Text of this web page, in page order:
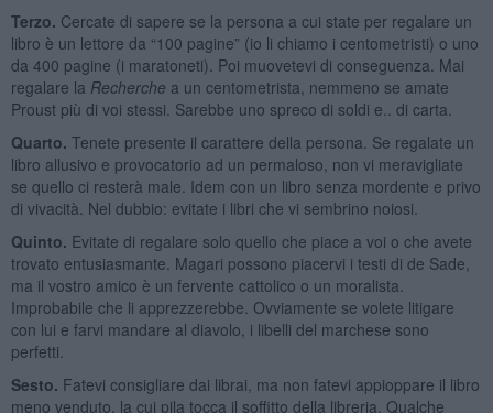
Terzo. Cercate di sapere se la persona a cui state per regalare un
libro è un lettore da “100 pagine” (io li chiamo i centometristi) o uno
da 400 pagine (i maratoneti). Poi muovetevi di conseguenza. Mai
regalare la Recherche a un centometrista, nemmeno se amate
Proust più di voi stessi. Sarebbe uno spreco di soldi e.. di carta.
Quarto. Tenete presente il carattere della persona. Se regalate un
libro allusivo e provocatorio ad un permaloso, non vi meravigliate
se quello ci resterà male. Idem con un libro senza mordente e privo
di vivacità. Nel dubbio: evitate i libri che vi sembrino noiosi.
Quinto. Evitate di regalare solo quello che piace a voi o che avete
trovato entusiasmante. Magari possono piacervi i testi di de Sade,
ma il vostro amico è un fervente cattolico o un moralista.
Improbabile che li apprezzerebbe. Ovviamente se volete litigare
con lui e farvi mandare al diavolo, i libelli del marchese sono
perfetti.
Sesto. Fatevi consigliare dai librai, ma non fatevi appioppare il libro
meno venduto, la cui pila tocca il soffitto della libreria. Qualche